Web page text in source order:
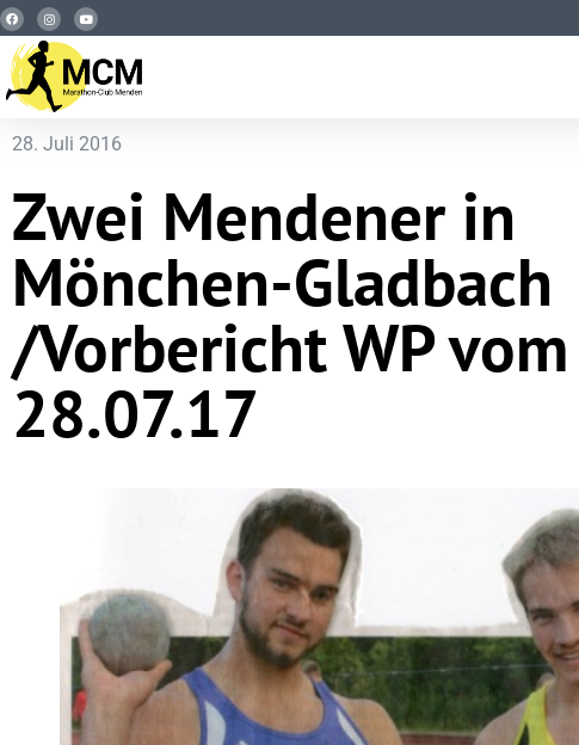
28. Juli 2016
Zwei Mendener in
Mönchen-Gladbach
/Vorbericht WP vom
28.07.17